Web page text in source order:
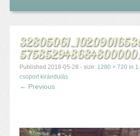
Hírfolyam
Alapdokumentumok
Intézményvezetői megbízás
Órarendek (2025/26. tanév)
Szakképzés
Szakkörök
Középfokú beiskolázás a 2026-
Published 2018-05-28 - size: 1280 × 720 in
csoport kirándulás
← Previous